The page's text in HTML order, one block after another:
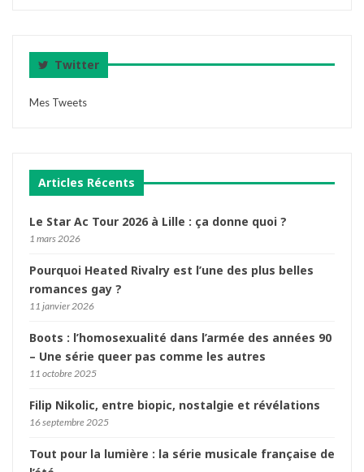
Twitter
Mes Tweets
Articles Récents
Le Star Ac Tour 2026 à Lille : ça donne quoi ?
1 mars 2026
Pourquoi Heated Rivalry est l’une des plus belles
romances gay ?
11 janvier 2026
Boots : l’homosexualité dans l’armée des années 90
– Une série queer pas comme les autres
11 octobre 2025
Filip Nikolic, entre biopic, nostalgie et révélations
16 septembre 2025
Tout pour la lumière : la série musicale française de